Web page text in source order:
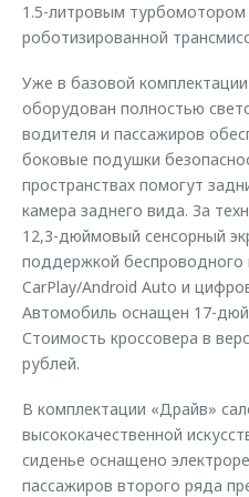
1.5-литровым турбомотором
роботизированной
Уже в базовой
оборудован полностью
водителя и пассажиров
боковые подушки
пространствах помогут
камера заднего вида. За
12,3-дюймовый сенсорный
поддержкой беспроводного
CarPlay/Android Auto и
Автомобиль оснащен 17-
Стоимость кроссовера в
рублей.
В комплектации «Драйв»
высококачественной
сиденье оснащено
пассажиров второго ряда